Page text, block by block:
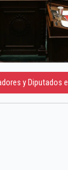
y Diputados